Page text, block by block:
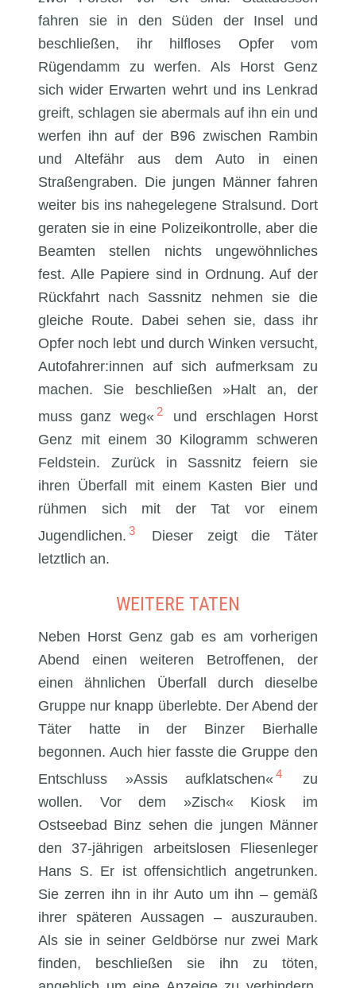
fahren sie in den Süden der Insel und
beschließen, ihr hilfloses Opfer vom
Rügendamm zu werfen. Als Horst Genz
sich wider Erwarten wehrt und ins Lenkrad
greift, schlagen sie abermals auf ihn ein und
werfen ihn auf der B96 zwischen Rambin
und Altefähr aus dem Auto in einen
Straßengraben. Die jungen Männer fahren
weiter bis ins nahegelegene Stralsund. Dort
geraten sie in eine Polizeikontrolle, aber die
Beamten stellen nichts ungewöhnliches
fest. Alle Papiere sind in Ordnung. Auf der
Rückfahrt nach Sassnitz nehmen sie die
gleiche Route. Dabei sehen sie, dass ihr
Opfer noch lebt und durch Winken versucht,
Autofahrer:innen auf sich aufmerksam zu
machen. Sie beschließen »Halt an, der
muss ganz weg« 2
und erschlagen Horst
Genz mit einem 30 Kilogramm schweren
Feldstein. Zurück in Sassnitz feiern sie
ihren Überfall mit einem Kasten Bier und
rühmen sich mit der Tat vor einem
Jugendlichen. 3
Dieser zeigt die Täter
letztlich an.
WEITERE TATEN
Neben Horst Genz gab es am vorherigen
Abend einen weiteren Betroffenen, der
einen ähnlichen Überfall durch dieselbe
Gruppe nur knapp überlebte. Der Abend der
Täter hatte in der Binzer Bierhalle
begonnen. Auch hier fasste die Gruppe den
Entschluss »Assis aufklatschen« 4
zu
wollen. Vor dem »Zisch« Kiosk im
Ostseebad Binz sehen die jungen Männer
den 37-jährigen arbeitslosen Fliesenleger
Hans S. Er ist offensichtlich angetrunken.
Sie zerren ihn in ihr Auto um ihn – gemäß
ihrer späteren Aussagen – auszurauben.
Als sie in seiner Geldbörse nur zwei Mark
finden, beschließen sie ihn zu töten,